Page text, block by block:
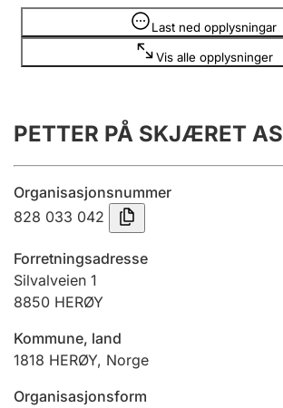
Registrere, endre, slette
Innsending og forseinkingsgebyr
Jeger
Ektepaktrettleiaren
Last ned opplysningar
Vis alle opplysninger
Opplysninger er skjult
PETTER PÅ SKJÆRET AS
Organisasjonsnummer
828 033 042
Forretningsadresse
Silvalveien 1
8850 HERØY
Kommune, land
1818 HERØY, Norge
Organisasjonsform